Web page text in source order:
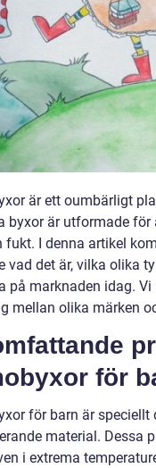
är ett oumbärligt
byxor är utformade
fukt. I denna artikel
vad det är, vilka olika
på marknaden idag.
mellan olika märken
för
för barn är
material. Dessa
i extrema